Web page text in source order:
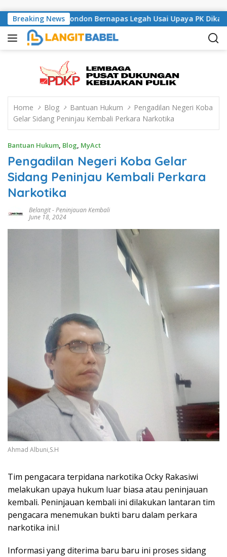
Breaking News
Asal London Bernapas Legah Usai Upaya PK Dikabulkan MA
Home Blog Bantuan Hukum
Pengadilan Negeri Koba
Gelar Sidang Peninjau Kembali Perkara Narkotika
Bantuan Hukum, Blog, MyAct
Pengadilan Negeri Koba Gelar
Sidang Peninjau Kembali Perkara
Narkotika
Belangit-Peninjauan Kembali
June 18, 2024
Ahmad Albuni,S.H
Tim pengacara terpidana narkotika Ocky Rakasiwi
melakukan upaya hukum luar biasa atau peninjauan
kembali. Peninjauan kembali ini dilakukan lantaran tim
pengacara menemukan bukti baru dalam perkara
narkotika ini.I
Informasi yang diterima baru baru ini proses sidang